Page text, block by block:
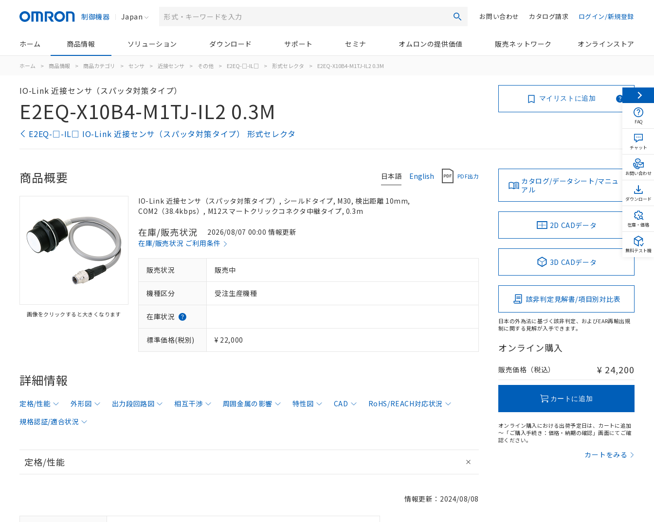
制御機器 Japan 検索 ログイン/新規登録
カタログ請求
お問い合わせ
ホーム 商品情報 ソリューション ダウンロード サポート セミナ オムロンの提供価値 販売ネットワーク オンラインストア
ホーム > 商品情報 > 商品カテゴリ > センサ > 近接センサ > その他 > E2EQ-□-IL□ > 形式セレクタ > E2EQ-X10B4-M1TJ-IL2 0.3M
IO-Link 近接センサ（スパッタ対策タイプ）
E2EQ-X10B4-M1TJ-IL2 0.3M
E2EQ-□-IL□ IO-Link 近接センサ（スパッタ対策タイプ） 形式セレクタ
マイリストに追加
日本語 English PDF出力
商品概要
画像をクリックすると大きくなります
IO-Link 近接センサ（スパッタ対策タイプ）, シールドタイプ, M30, 検出距離 10mm,
COM2（38.4kbps）, M12スマートクリックコネクタ中継タイプ, 0.3m
在庫/販売状況
2026/08/07 00:00 情報更新
在庫/販売状況 ご利用条件
販売状況 販売中
機種区分 受注生産機種
在庫状況
標準価格(税別) ¥ 22,000
詳細情報
定格/性能 外形図 出力段回路図 相互干渉 周囲金属の影響 特性図 CAD
RoHS/REACH対応状況
規格認証/適合状況
定格/性能
情報更新：2024/08/08
カタログ/データシート/マニュ
アル
2D CADデータ
3D CADデータ
該非判定見解書/項目別対比表
日本の外為法に基づく該非判定、およびEAR再輸出規
制に関する見解が入手できます。
オンライン購入
販売価格（税込） ¥ 24,200
カートに追加
オンライン購入における出荷予定日は、カートに追加
～「ご購入手続き：価格・納期の確認」画面にてご確
認ください。
カートをみる
FAQ
チャット
お問い合わせ
ダウンロード
在庫・価格
無料テスト機